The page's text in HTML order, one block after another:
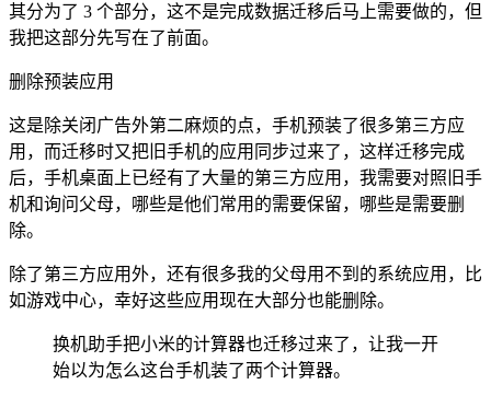
其分为了 3 个部分，这不是完成数据迁移后马上需要做的，但
我把这部分先写在了前面。
删除预装应用
这是除关闭广告外第二麻烦的点，手机预装了很多第三方应
用，而迁移时又把旧手机的应用同步过来了，这样迁移完成
后，手机桌面上已经有了大量的第三方应用，我需要对照旧手
机和询问父母，哪些是他们常用的需要保留，哪些是需要删
除。
除了第三方应用外，还有很多我的父母用不到的系统应用，比
如游戏中心，幸好这些应用现在大部分也能删除。
换机助手把小米的计算器也迁移过来了，让我一开
始以为怎么这台手机装了两个计算器。